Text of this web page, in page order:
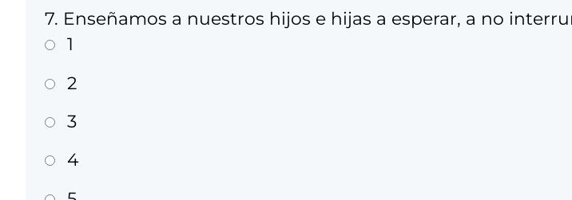
7. Enseñamos a nuestros hijos e hijas a esperar, a no
1
2
3
4